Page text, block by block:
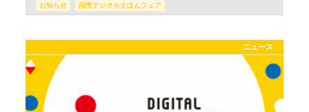
お知らせ 国際デジタルえほんフェア
ニュース